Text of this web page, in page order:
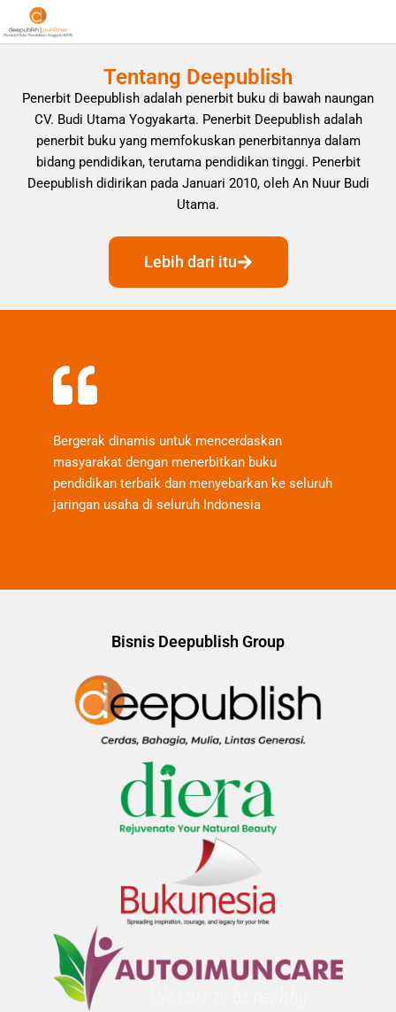
Tentang Deepublish
Penerbit Deepublish adalah penerbit buku di bawah naungan
CV. Budi Utama Yogyakarta. Penerbit Deepublish adalah
penerbit buku yang memfokuskan penerbitannya dalam
bidang pendidikan, terutama pendidikan tinggi. Penerbit
Deepublish didirikan pada Januari 2010, oleh An Nuur Budi
Utama.
Lebih dari itu
Bergerak dinamis untuk mencerdaskan
masyarakat dengan menerbitkan buku
pendidikan terbaik dan menyebarkan ke seluruh
jaringan usaha di seluruh Indonesia
Bisnis Deepublish Group